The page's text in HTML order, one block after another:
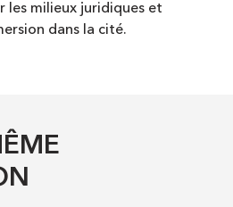
les milieux juridiques et
dans la cité.